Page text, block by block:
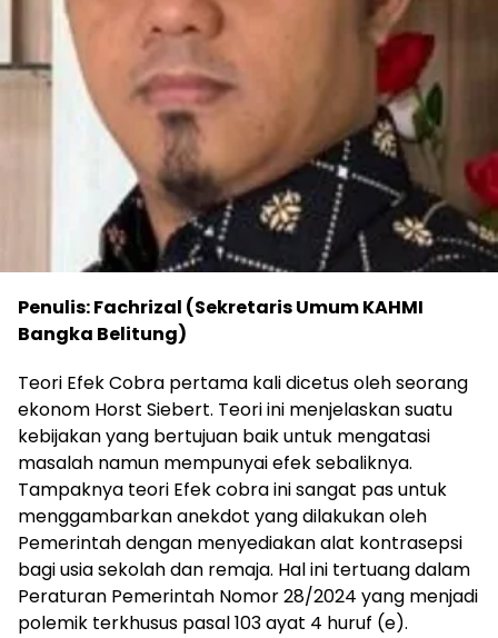
Penulis: Fachrizal (Sekretaris Umum KAHMI
Bangka Belitung)
Teori Efek Cobra pertama kali dicetus oleh seorang
ekonom Horst Siebert. Teori ini menjelaskan suatu
kebijakan yang bertujuan baik untuk mengatasi
masalah namun mempunyai efek sebaliknya.
Tampaknya teori Efek cobra ini sangat pas untuk
menggambarkan anekdot yang dilakukan oleh
Pemerintah dengan menyediakan alat kontrasepsi
bagi usia sekolah dan remaja. Hal ini tertuang dalam
Peraturan Pemerintah Nomor 28/2024 yang menjadi
polemik terkhusus pasal 103 ayat 4 huruf (e).